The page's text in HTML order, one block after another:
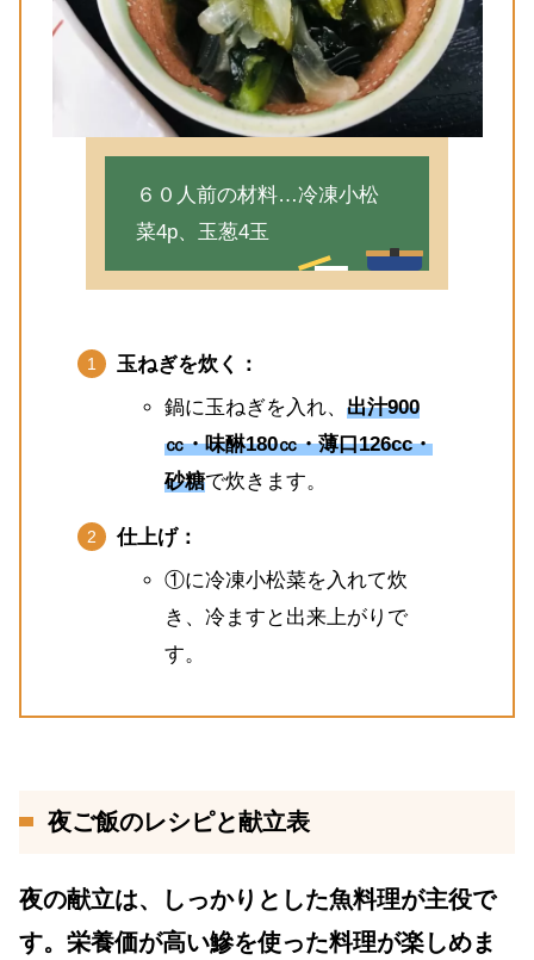
６０人前の材料…冷凍小松
菜4p、玉葱4玉
玉ねぎを炊く：
鍋に玉ねぎを入れ、 出汁900
㏄・味醂180㏄・薄口126cc・
砂糖で炊きます。
仕上げ：
①に冷凍小松菜を入れて炊
き、冷ますと出来上がりで
す。
夜ご飯のレシピと献立表
夜の献立は、しっかりとした魚料理が主役で
す。栄養価が高い鰺を使った料理が楽しめま